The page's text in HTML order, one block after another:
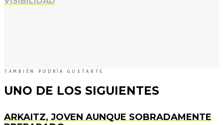
TAMBIÉN PODRÍA GUSTARTE
UNO DE LOS SIGUIENTES
ARKAITZ, JOVEN AUNQUE SOBRADAMENTE